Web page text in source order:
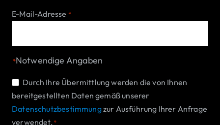
E-Mail-Adresse *
*Notwendige Angaben
Einwilligung
*
Durch Ihre Übermittlung werden die von Ihnen
bereitgestellten Daten gemäß unserer
Datenschutzbestimmungzur Ausführung Ihrer Anfrage
verwendet.*